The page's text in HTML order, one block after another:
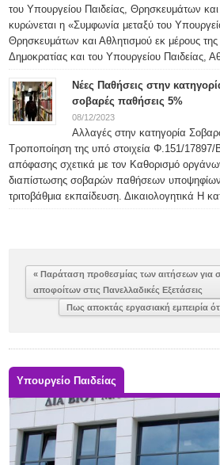
του Υπουργείου Παιδείας, Θρησκευμάτων
κυρώνεται η «Συμφωνία μεταξύ του
Θρησκευμάτων και Αθλητισμού εκ μέρους
Δημοκρατίας και του Υπουργείου Παιδείας,
Νέες Παθήσεις στην
σοβαρές παθήσεις 5%
08/12/2023
Αλλαγές στην κατηγορία
Τροποποίηση της υπό στοιχεία Φ.151/17897/
απόφασης σχετικά με τον Καθορισμό
διαπίστωσης σοβαρών παθήσεων
τριτοβάθμια εκπαίδευση. Δικαιολογητικά Η
« Παράταση προθεσμίας των αιτήσεων για
αποφοίτων στις Πανελλαδικές Εξετάσεις
Πως αποκτάς εργασιακή εμπειρία
Υπουργείο Παιδείας